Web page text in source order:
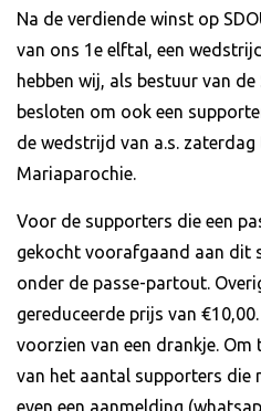
Na de verdiende winst op
van ons 1e elftal, een
hebben wij, als bestuur van
besloten om ook een
de wedstrijd van a.s. zaterdag
Mariaparochie.
Voor de supporters die een
gekocht voorafgaand aan dit
onder de passe-partout.
gereduceerde prijs van
voorzien van een drankje.
van het aantal supporters die
even een aanmelding